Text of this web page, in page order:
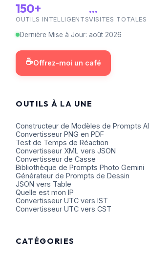
150+
OUTILS INTELLIGENTS
...
VISITES TOTALES
Dernière Mise à Jour: août 2026
☕Offrez-moi un café
OUTILS À LA UNE
Constructeur de Modèles de Prompts AI
Convertisseur PNG en PDF
Test de Temps de Réaction
Convertisseur XML vers JSON
Convertisseur de Casse
Bibliothèque de Prompts Photo Gemini
Générateur de Prompts de Dessin
JSON vers Table
Quelle est mon IP
Convertisseur UTC vers IST
Convertisseur UTC vers CST
CATÉGORIES